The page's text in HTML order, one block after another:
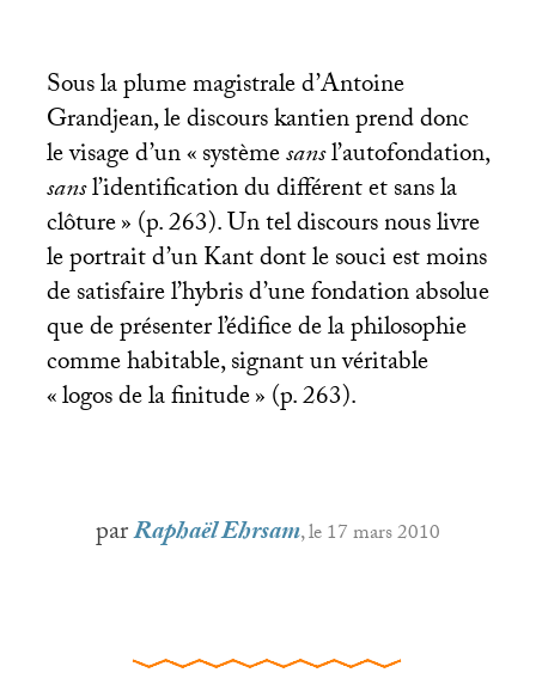
Sous la plume magistrale d’Antoine
Grandjean, le discours kantien prend donc
le visage d’un «systèmesansl’autofondation,
sansl’identification du différent et sans la
clôture» (p. 263). Un tel discours nous livre
le portrait d’un Kant dont le souci est moins
de satisfaire l’hybris d’une fondation absolue
que de présenter l’édifice de la philosophie
comme habitable, signant un véritable
«logos de la finitude» (p. 263).
parRaphaël Ehrsam, le 17 mars 2010